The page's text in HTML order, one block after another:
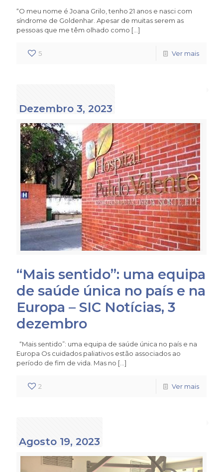
“O meu nome é Joana Grilo, tenho 21 anos e nasci com
síndrome de Goldenhar. Apesar de muitas serem as
pessoas que me têm olhado como […]
5 Ver mais
Dezembro 3, 2023
“Mais sentido”: uma equipa
de saúde única no país e na
Europa – SIC Notícias, 3
dezembro
“Mais sentido”: uma equipa de saúde única no país e na
Europa Os cuidados paliativos estão associados ao
período de fim de vida. Mas no […]
2 Ver mais
Agosto 19, 2023